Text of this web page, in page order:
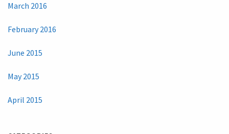
March 2016
February 2016
June 2015
May 2015
April 2015